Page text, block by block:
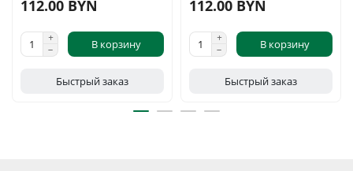
112.00 BYN
В корзину
Быстрый заказ
112.00 BYN
В корзину
Быстрый заказ